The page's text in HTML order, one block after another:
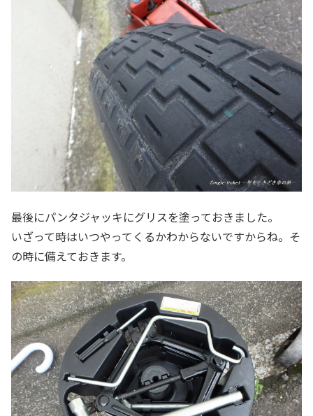
最後にパンタジャッキにグリスを塗っておきました。
いざって時はいつやってくるかわからないですからね。そ
の時に備えておきます。